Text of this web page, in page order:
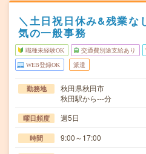
＼土日祝日休み&残業な
気の一般事務
職種未経験OK 交通費別途支給あり
WEB登録OK 派遣
勤務地
秋田県秋田市
秋田駅から---分
曜日頻度 週5日
時間 9:00～17:00